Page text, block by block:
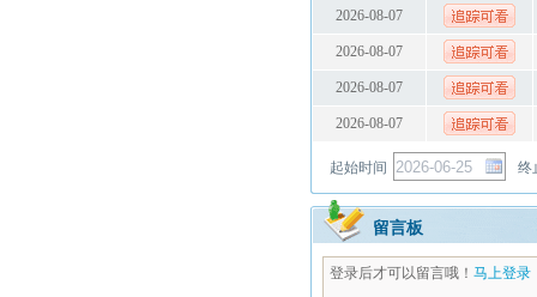
2026-08-07
2026-08-07
2026-08-07
2026-08-07
起始时间 终
留言板
登录后才可以留言哦！ 马上登录